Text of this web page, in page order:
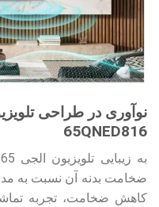
65QNED816
ضخامت بدنه آن نسبت به
کاهش ضخامت، تجربه